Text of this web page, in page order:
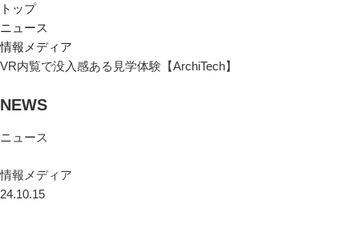
トップ
ニュース
情報メディア
VR内覧で没入感ある見学体験【ArchiTech】
NEWS
ニュース
情報メディア
24.10.15